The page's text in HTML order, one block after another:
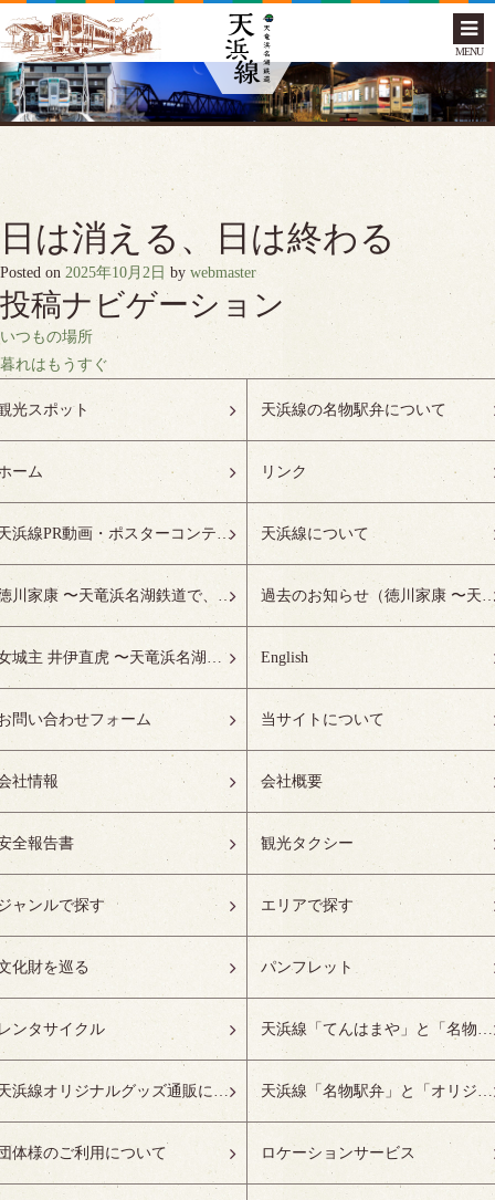
MENU
日は消える、日は終わる
Posted on 2025年10月2日 by webmaster
投稿ナビゲーション
いつもの場所
暮れはもうすぐ
光スポット 天浜線の名物駅弁について
ーム リンク
天浜線PR動画・ポスターコンテスト受賞作品特設ページ 天浜線について
徳川家康 〜天竜浜名湖鉄道で、徳川ゆかりの地へ！〜 過去のお知らせ（徳川家康 〜天竜浜名湖鉄道で、
女城主 井伊直虎 〜天竜浜名湖鉄道で、井の国へ！〜 English
問い合わせフォーム 当サイトについて
社情報 会社概要
全報告書 観光タクシー
ャンルで探す エリアで探す
化財を巡る パンフレット
ンタサイクル 天浜線「てんはまや」と「名物駅弁」について
天浜線オリジナルグッズ通販について 天浜線「名物駅弁」と「オリジナルグッズ」
体様のご利用について ロケーションサービス